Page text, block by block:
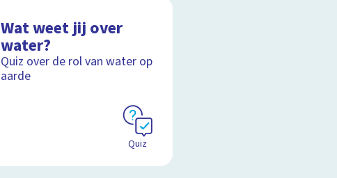
Wat weet jij over
water?
Quiz over de rol van water op
aarde
Quiz